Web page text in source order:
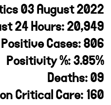
03 August 2022
24 Hours: 20,949
Positive Cases: 806
Positivity %: 3.85%
Deaths: 09
Critical Care: 160